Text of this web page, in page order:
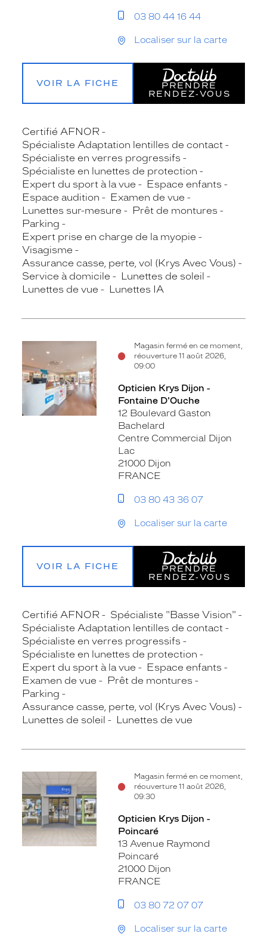
03 80 44 16 44
Localiser sur la carte
VOIR LA FICHE
PRENDRE
RENDEZ‑VOUS
Certifié AFNOR
Spécialiste Adaptation lentilles de contact
Spécialiste en verres progressifs
Spécialiste en lunettes de protection
Expert du sport à la vue
Espace enfants
Espace audition
Examen de vue
Lunettes sur-mesure
Prêt de montures
Parking
Expert prise en charge de la myopie
Visagisme
Assurance casse, perte, vol (Krys Avec Vous)
Service à domicile
Lunettes de soleil
Lunettes de vue
Lunettes IA
Magasin fermé en ce moment,
réouverture 11 août 2026,
09:00
Opticien Krys Dijon -
Fontaine D'Ouche
12 Boulevard Gaston
Bachelard
Centre Commercial Dijon
Lac
21000 Dijon
FRANCE
03 80 43 36 07
Localiser sur la carte
VOIR LA FICHE
PRENDRE
RENDEZ‑VOUS
Certifié AFNOR
Spécialiste "Basse Vision"
Spécialiste Adaptation lentilles de contact
Spécialiste en verres progressifs
Spécialiste en lunettes de protection
Expert du sport à la vue
Espace enfants
Examen de vue
Prêt de montures
Parking
Assurance casse, perte, vol (Krys Avec Vous)
Lunettes de soleil
Lunettes de vue
Magasin fermé en ce moment,
réouverture 11 août 2026,
09:30
Opticien Krys Dijon -
Poincaré
13 Avenue Raymond
Poincaré
21000 Dijon
FRANCE
03 80 72 07 07
Localiser sur la carte